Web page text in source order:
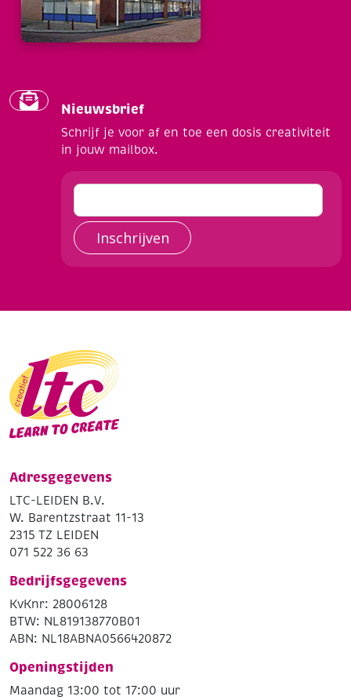
Nieuwsbrief
Schrijf je voor af en toe een dosis creativiteit
in jouw mailbox.
Inschrijven
Adresgegevens
LTC-LEIDEN B.V.
W. Barentzstraat 11-13
2315 TZ LEIDEN
071 522 36 63
Bedrijfsgegevens
KvKnr: 28006128
BTW: NL819138770B01
ABN: NL18ABNA0566420872
Openingstijden
Maandag 13:00 tot 17:00 uur